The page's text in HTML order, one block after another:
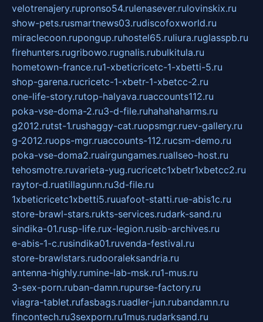
velotrenajery.rupronso54.rulenasever.rulovinskix.ru
show-pets.rusmartnews03.rudiscofoxworld.ru
miraclecoon.rupongup.ruhostel65.ruliura.ruglasspb.ru
firehunters.rugribowo.rugnalis.rubulkitula.ru
hometown-france.ru1-xbeticricetc-1-xbetti-5.ru
shop-garena.rucricetc-1-xbetr-1-xbetcc-2.ru
one-life-story.rutop-halyava.ruaccounts112.ru
poka-vse-doma-2.ru3-d-file.ruhahahaharms.ru
g2012.rutst-1.rushaggy-cat.ruopsmgr.ruev-gallery.ru
g-2012.ruops-mgr.ruaccounts-112.rucsm-demo.ru
poka-vse-doma2.ruairgungames.ruallseo-host.ru
tehosmotre.ruvarieta-yug.rucricetc1xbetr1xbetcc2.ru
raytor-d.ruatillagunn.ru3d-file.ru
1xbeticricetc1xbetti5.ruuafoot-statti.rue-abis1c.ru
store-brawl-stars.rukts-services.rudark-sand.ru
sindika-01.rusp-life.rux-legion.rusib-archives.ru
e-abis-1-c.rusindika01.ruvenda-festival.ru
store-brawlstars.rudooraleksandria.ru
antenna-highly.rumine-lab-msk.ru1-mus.ru
3-sex-porn.ruban-damn.rupurse-factory.ru
viagra-tablet.rufasbags.ruadler-jun.rubandamn.ru
fincontech.ru3sexporn.ru1mus.rudarksand.ru